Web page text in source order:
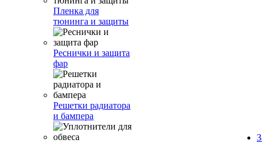
Пленка для
тюнинга и защиты
Реснички и защита
фар
Решетки радиатора
и бампера